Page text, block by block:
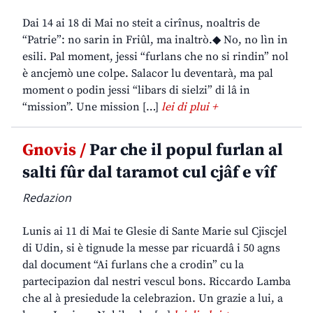
Dai 14 ai 18 di Mai no steit a cirînus, noaltris de
“Patrie”: no sarin in Friûl, ma inaltrò.◆ No, no lìn in
esili. Pal moment, jessi “furlans che no si rindin” nol
è ancjemò une colpe. Salacor lu deventarà, ma pal
moment o podin jessi “libars di sielzi” di lâ in
“mission”. Une mission […] lei di plui +
Gnovis /Par che il popul furlan al
salti fûr dal taramot cul cjâf e vîf
Redazion
Lunis ai 11 di Mai te Glesie di Sante Marie sul Cjiscjel
di Udin, si è tignude la messe par ricuardâ i 50 agns
dal document “Ai furlans che a crodin” cu la
partecipazion dal nestri vescul bons. Riccardo Lamba
che al à presiedude la celebrazion. Un grazie a lui, a